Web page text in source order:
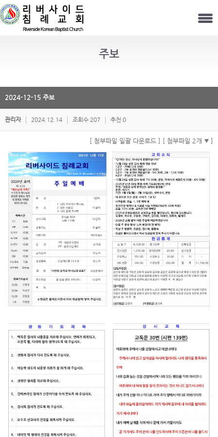
주보
2024-12-15 주보
관리자 2024.12.14 조회수 207 추천 0
[ 첨부파일 일괄 다운로드 ] [ 첨부파일 2개 ]